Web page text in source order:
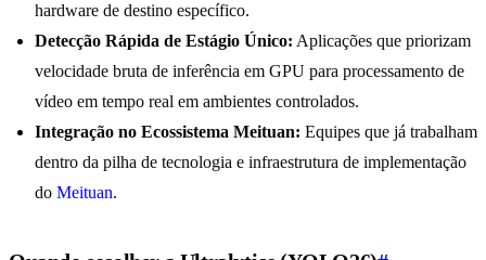
hardware de destino específico.
Detecção Rápida de Estágio Único: Aplicações que priorizam
velocidade bruta de inferência em GPU para processamento de
vídeo em tempo real em ambientes controlados.
Integração no Ecossistema Meituan: Equipes que já trabalham
dentro da pilha de tecnologia e infraestrutura de implementação
do Meituan.